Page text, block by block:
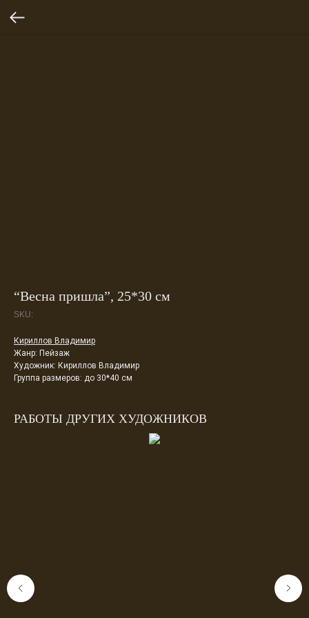
“Весна пришла”, 25*30 см
SKU:
Кириллов Владимир
Жанр: Пейзаж
Художник: Кириллов Владимир
Группа размеров: до 30*40 см
РАБОТЫ ДРУГИХ ХУДОЖНИКОВ